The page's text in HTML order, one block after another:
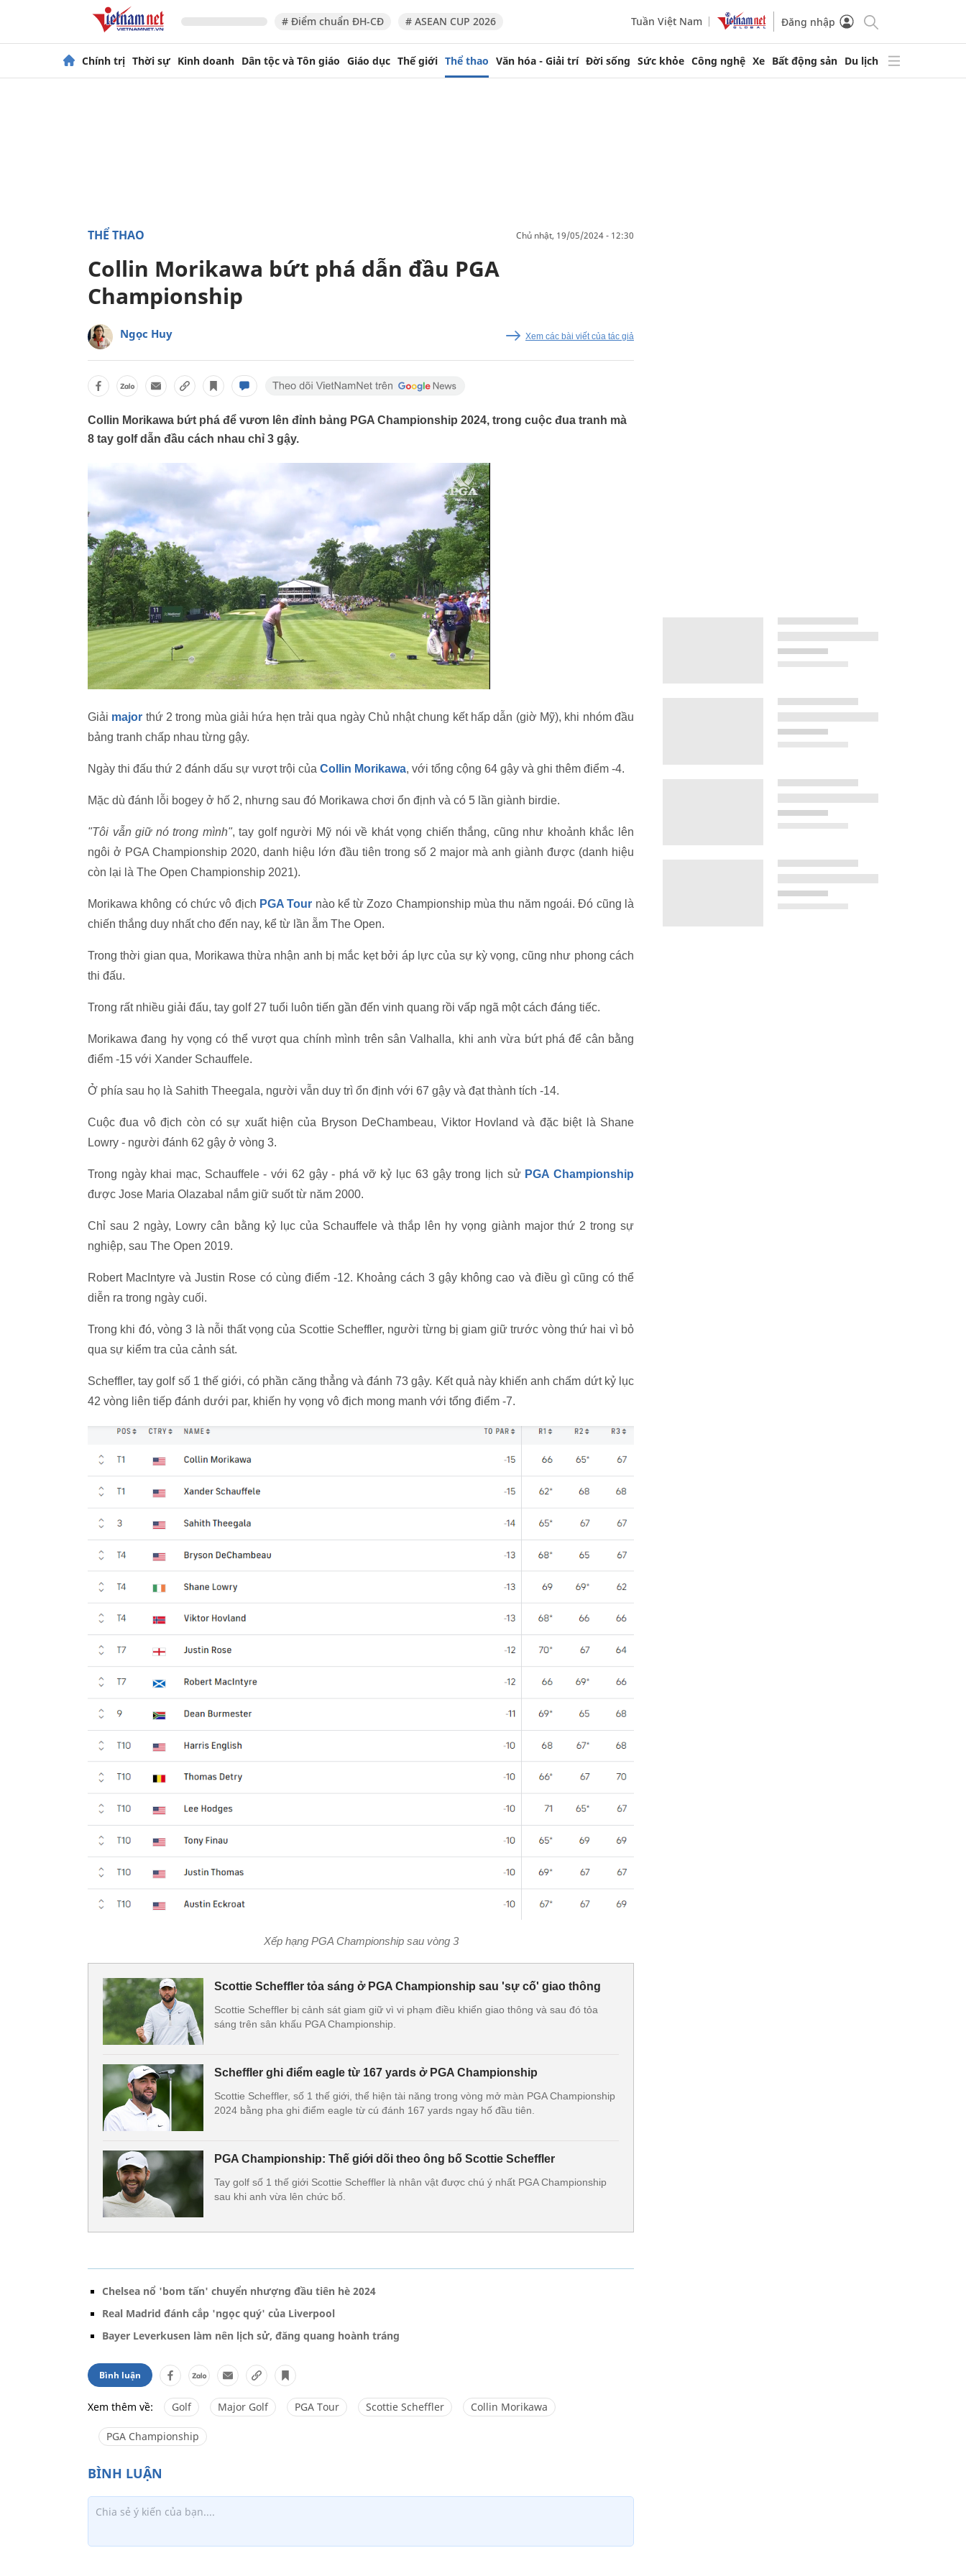
# Điểm chuẩn ĐH-CĐ # ASEAN CUP 2026 Tuần Việt Nam Đăng nhập
Chính trị Thời sự Kinh doanh Dân tộc và Tôn giáo Giáo dục Thế giới Thể thao Văn hóa - Giải trí Đời sống Sức khỏe Công nghệ Xe Bất động sản Du lịch
THỂ THAO chủ nhật, 19/05/2024 - 12:30
Collin Morikawa bứt phá dẫn đầu PGA
Championship
Ngọc Huy Xem các bài viết của tác giả
Collin Morikawa bứt phá để vươn lên đỉnh bảng PGA Championship 2024, trong cuộc đua tranh mà
8 tay golf dẫn đầu cách nhau chỉ 3 gậy.
Giải major thứ 2 trong mùa giải hứa hẹn trải qua ngày Chủ nhật chung kết hấp dẫn (giờ Mỹ), khi nhóm đầu
bảng tranh chấp nhau từng gậy.
Ngày thi đấu thứ 2 đánh dấu sự vượt trội của Collin Morikawa, với tổng cộng 64 gậy và ghi thêm điểm -4.
Mặc dù đánh lỗi bogey ở hố 2, nhưng sau đó Morikawa chơi ổn định và có 5 lần giành birdie.
"Tôi vẫn giữ nó trong mình", tay golf người Mỹ nói về khát vọng chiến thắng, cũng như khoảnh khắc lên
ngôi ở PGA Championship 2020, danh hiệu lớn đầu tiên trong số 2 major mà anh giành được (danh hiệu
còn lại là The Open Championship 2021).
Morikawa không có chức vô địch PGA Tour nào kể từ Zozo Championship mùa thu năm ngoái. Đó cũng là
chiến thắng duy nhất cho đến nay, kể từ lần ẵm The Open.
Trong thời gian qua, Morikawa thừa nhận anh bị mắc kẹt bởi áp lực của sự kỳ vọng, cũng như phong cách
thi đấu.
Trong rất nhiều giải đấu, tay golf 27 tuổi luôn tiến gần đến vinh quang rồi vấp ngã một cách đáng tiếc.
Morikawa đang hy vọng có thể vượt qua chính mình trên sân Valhalla, khi anh vừa bứt phá để cân bằng
điểm -15 với Xander Schauffele.
Ở phía sau họ là Sahith Theegala, người vẫn duy trì ổn định với 67 gậy và đạt thành tích -14.
Cuộc đua vô địch còn có sự xuất hiện của Bryson DeChambeau, Viktor Hovland và đặc biệt là Shane
Lowry - người đánh 62 gậy ở vòng 3.
Trong ngày khai mạc, Schauffele - với 62 gậy - phá vỡ kỷ lục 63 gậy trong lịch sử PGA Championship
được Jose Maria Olazabal nắm giữ suốt từ năm 2000.
Chỉ sau 2 ngày, Lowry cân bằng kỷ lục của Schauffele và thắp lên hy vọng giành major thứ 2 trong sự
nghiệp, sau The Open 2019.
Robert MacIntyre và Justin Rose có cùng điểm -12. Khoảng cách 3 gậy không cao và điều gì cũng có thể
diễn ra trong ngày cuối.
Trong khi đó, vòng 3 là nỗi thất vọng của Scottie Scheffler, người từng bị giam giữ trước vòng thứ hai vì bỏ
qua sự kiểm tra của cảnh sát.
Scheffler, tay golf số 1 thế giới, có phần căng thẳng và đánh 73 gậy. Kết quả này khiến anh chấm dứt kỷ lục
42 vòng liên tiếp đánh dưới par, khiến hy vọng vô địch mong manh với tổng điểm -7.
Xếp hạng PGA Championship sau vòng 3
Scottie Scheffler tỏa sáng ở PGA Championship sau 'sự cố' giao thông
Scottie Scheffler bị cảnh sát giam giữ vì vi phạm điều khiển giao thông và sau đó tỏa
sáng trên sân khấu PGA Championship.
Scheffler ghi điểm eagle từ 167 yards ở PGA Championship
Scottie Scheffler, số 1 thế giới, thể hiện tài năng trong vòng mở màn PGA Championship
2024 bằng pha ghi điểm eagle từ cú đánh 167 yards ngay hố đầu tiên.
PGA Championship: Thế giới dõi theo ông bố Scottie Scheffler
Tay golf số 1 thế giới Scottie Scheffler là nhân vật được chú ý nhất PGA Championship
sau khi anh vừa lên chức bố.
Chelsea nổ 'bom tấn' chuyển nhượng đầu tiên hè 2024
Real Madrid đánh cắp 'ngọc quý' của Liverpool
Bayer Leverkusen làm nên lịch sử, đăng quang hoành tráng
Bình luận
Xem thêm về: Golf Major Golf PGA Tour Scottie Scheffler Collin Morikawa
PGA Championship